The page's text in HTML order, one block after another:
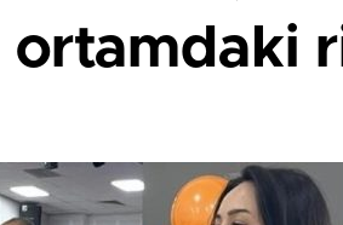
ortamdaki